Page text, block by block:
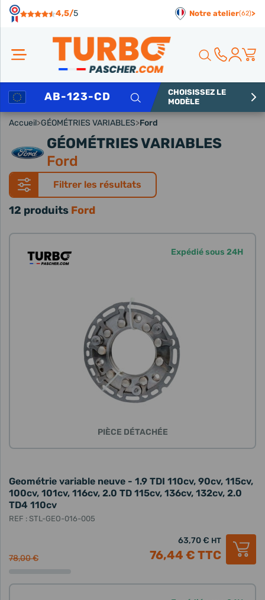
4,5/5 Notre atelier(62)>
Rechercher
CHOISISSEZ LE
MODÈLE
Accueil>GÉOMÉTRIES VARIABLES>Ford
GÉOMÉTRIES VARIABLES
Ford
Filtrer les résultats
12 produits Ford
Expédié sous 24H
PIÈCE DÉTACHÉE
Geométrie variable neuve - 1.9 TDI 110cv, 90cv, 115cv,
100cv, 101cv, 116cv, 2.0 TD 115cv, 136cv, 132cv, 2.0
TD4 110cv
REF : STL-GEO-016-005
78,00 €
63,70 € HT
76,44 € TTC
Panneau de gestion des cookies